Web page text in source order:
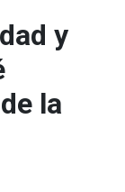
y
la